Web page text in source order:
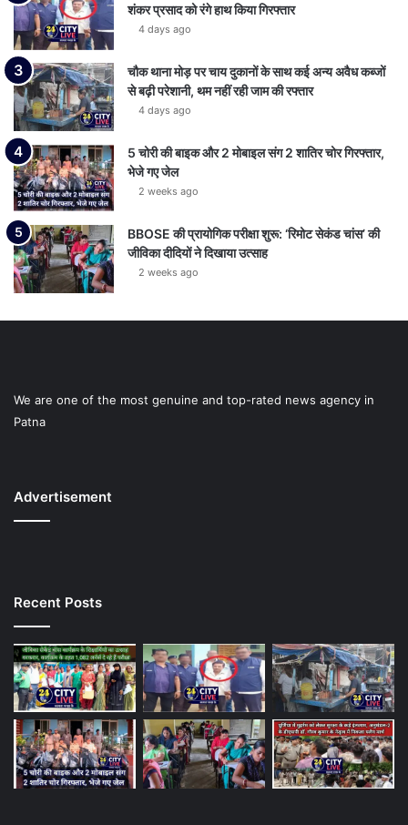
शंकर प्रसाद को रंगे हाथ किया गिरफ्तार
4 days ago
चौक थाना मोड़ पर चाय दुकानों के साथ कई अन्य अवैध कब्जों
से बढ़ी परेशानी, थम नहीं रही जाम की रफ्तार
4 days ago
5 चोरी की बाइक और 2 मोबाइल संग 2 शातिर चोर गिरफ्तार,
भेजे गए जेल
2 weeks ago
BBOSE की प्रायोगिक परीक्षा शुरू: ‘रिमोट सेकंड चांस’ की
जीविका दीदियों ने दिखाया उत्साह
2 weeks ago
We are one of the most genuine and top-rated news agency in
Patna
Advertisement
Recent Posts